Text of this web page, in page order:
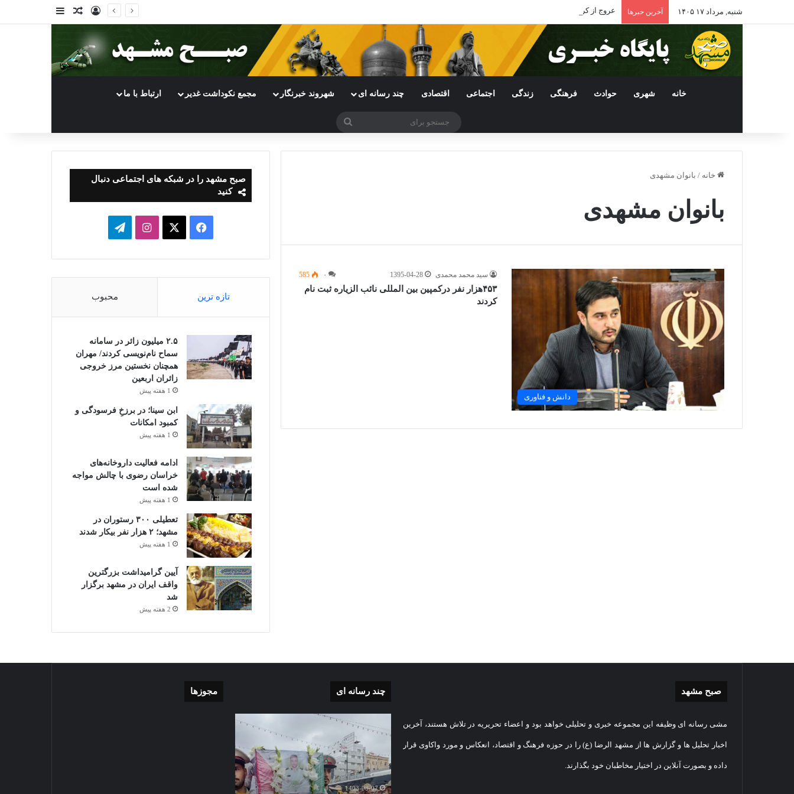
شنبه, مرداد ۱۷ ۱۴۰۵ آخرین خبرها عروج از کرانه های هرمز ورودنوشته تصادفی
سایدبار
خانه شهری حوادث فرهنگی زندگی اجتماعی اقتصادی چند رسانه ای شهروند خبرنگار مجمع نکوداشت غدیر ارتباط با ما
جستجو
خانه / بانوان مشهدی
بانوان مشهدی
دانش و فناوری
سید محمد محمدی 1395-04-28 ۰ 585
۴۵۳هزار نفر درکمپین بین المللی نائب الزیاره ثبت نام
کردند
صبح مشهد را در شبکه های اجتماعی دنبال
کنید
فیسبوک ایکساینستاگرامتلگرام
تازه ترین محبوب
۲.۵ میلیون زائر در سامانه
سماح نام‌نویسی کردند/ مهران
همچنان نخستین مرز خروجی
زائران اربعین
1 هفته پیش
ابن سینا؛ در برزخِ فرسودگی و
کمبود امکانات
1 هفته پیش
ادامه فعالیت داروخانه‌های
خراسان رضوی با چالش مواجه
شده است
1 هفته پیش
تعطیلی ۳۰۰ رستوران در
مشهد؛ ۲ هزار نفر بیکار شدند
1 هفته پیش
آیین گرامیداشت بزرگترین
واقف ایران در مشهد برگزار
شد
2 هفته پیش
صبح مشهد
مشی رسانه ای وظیفه این مجموعه خبری و تحلیلی خواهد بود و اعضاء تحریریه در تلاش هستند، آخرین
اخبار تحلیل ها و گزارش ها از مشهد الرضا (ع) را در حوزه فرهنگ و اقتصاد، انعکاس و مورد واکاوی قرار
داده و بصورت آنلاین در اختیار مخاطبان خود بگذارند.
چند رسانه ای
گزارش
اقامه
عید
غبارروبی
مضجع
نورانی
تصویری
پیکر
مطهر
شهید
1403-08-07
مجوزها